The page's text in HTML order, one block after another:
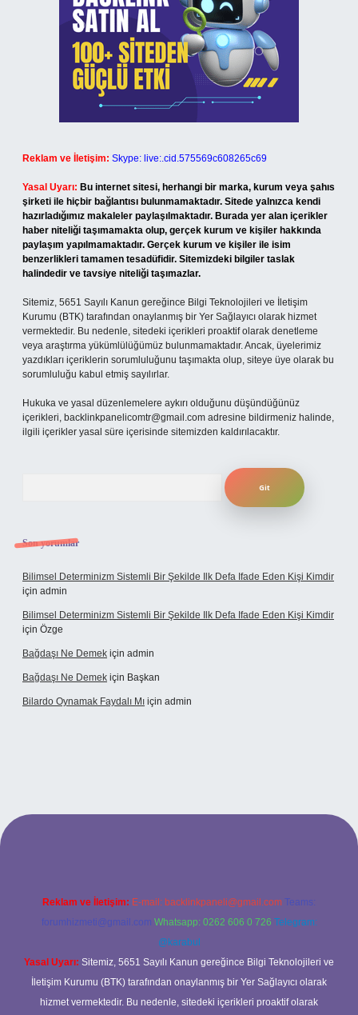
Reklam ve İletişim: Skype: live:.cid.575569c608265c69
Yasal Uyarı: Bu internet sitesi, herhangi bir marka, kurum veya şahıs
şirketi ile hiçbir bağlantısı bulunmamaktadır. Sitede yalnızca kendi
hazırladığımız makaleler paylaşılmaktadır. Burada yer alan içerikler
haber niteliği taşımamakta olup, gerçek kurum ve kişiler hakkında
paylaşım yapılmamaktadır. Gerçek kurum ve kişiler ile isim
benzerlikleri tamamen tesadüfidir. Sitemizdeki bilgiler taslak
halindedir ve tavsiye niteliği taşımazlar.
Sitemiz, 5651 Sayılı Kanun gereğince Bilgi Teknolojileri ve İletişim
Kurumu (BTK) tarafından onaylanmış bir Yer Sağlayıcı olarak hizmet
vermektedir. Bu nedenle, sitedeki içerikleri proaktif olarak denetleme
veya araştırma yükümlülüğümüz bulunmamaktadır. Ancak, üyelerimiz
yazdıkları içeriklerin sorumluluğunu taşımakta olup, siteye üye olarak bu
sorumluluğu kabul etmiş sayılırlar.
Hukuka ve yasal düzenlemelere aykırı olduğunu düşündüğünüz
içerikleri, backlinkpanelicomtr@gmail.com adresine bildirmeniz halinde,
ilgili içerikler yasal süre içerisinde sitemizden kaldırılacaktır.
Son yorumlar
Bilimsel Determinizm Sistemli Bir Şekilde Ilk Defa Ifade Eden Kişi Kimdir
için admin
Bilimsel Determinizm Sistemli Bir Şekilde Ilk Defa Ifade Eden Kişi Kimdir
için Özge
Bağdaşı Ne Demek için admin
Bağdaşı Ne Demek için Başkan
Bilardo Oynamak Faydalı Mı için admin
bahis sitesi
Reklam ve İletişim: E-mail: backlinkpaneli@gmail.com Teams:
forumhizmeti@gmail.com Whatsapp: 0262 606 0 726 Telegram:
@karabul
Yasal Uyarı: Sitemiz, 5651 Sayılı Kanun gereğince Bilgi Teknolojileri ve
İletişim Kurumu (BTK) tarafından onaylanmış bir Yer Sağlayıcı olarak
hizmet vermektedir. Bu nedenle, sitedeki içerikleri proaktif olarak